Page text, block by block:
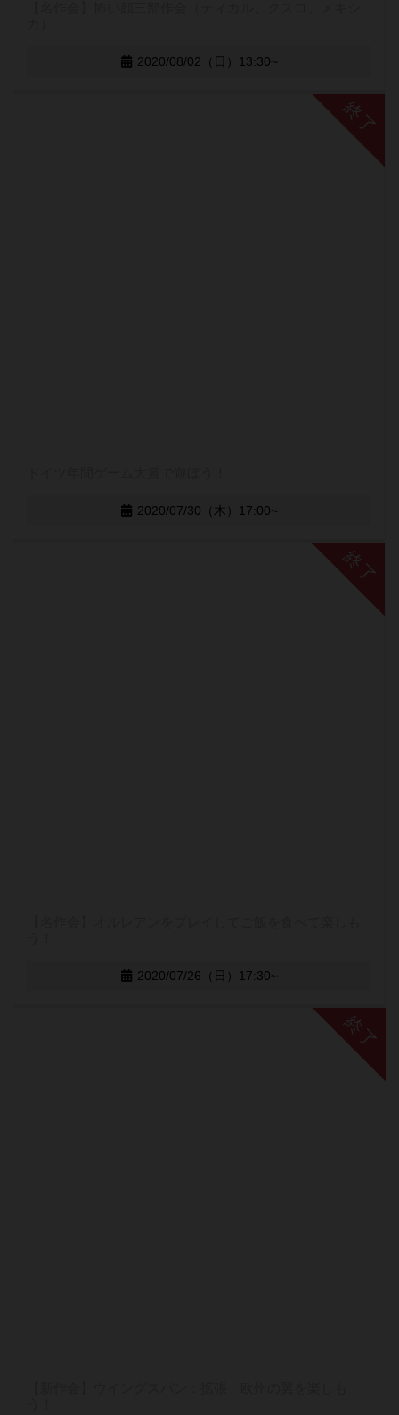
2020/08/02（日）13:30~
終了
2020/07/30（木）17:00~
終了
2020/07/26（日）17:30~
終了